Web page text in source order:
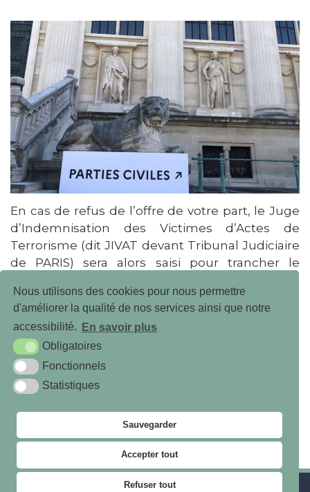
Nous utilisons des cookies pour nous permettre
d'améliorer la qualité de nos services ainsi que notre
accessibilité.
En savoir plus
Obligatoires
Fonctionnels
Statistiques
Sauvegarder
Accepter tout
Refuser tout
En cas de refus de l’offre de votre part, le Juge
d’Indemnisation des Victimes d’Actes de
Terrorisme (dit JIVAT devant Tribunal Judiciaire
de PARIS) sera alors saisi pour trancher le
Maître ROBERTIERE intervient sur PARIS, en Île
de France, et étant également inscrite au
Barreau de l’Eure, elle intervient aussi à Evreux,
Rouen, Le Havre …